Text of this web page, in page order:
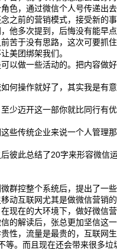
色，通过微信个人号传递出
之前的营销模式，接受新的
他多次提到，后悔没有能早
苦于没有思路，这次可要抓住
美团绑架我们。
以做一些活动的。把内容做
何操作就好了，其实我是有
少迈开这一部你就比同行有
些传统企业来说一个人管理
彼此总结了20字来形容微信运
群控整个系统后，提出了一
动互联网尤其是做微信营销
现在的大环境下，做好微信
的解读后，张总更加坚信这
性，流量是最贵的，互联网
等。而且现在还会带来很多